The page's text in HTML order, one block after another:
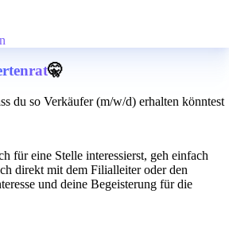
🤫
du so Verkäufer (m/w/d) erhalten könntest
für eine Stelle interessierst, geh einfach
direkt mit dem Filialleiter oder den
und deine Begeisterung für die